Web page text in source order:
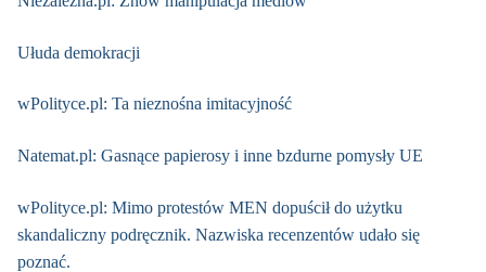
Ułuda demokracji
wPolityce.pl: Ta nieznośna imitacyjność
Natemat.pl: Gasnące papierosy i inne bzdurne pomysły UE
wPolityce.pl: Mimo protestów MEN dopuścił do użytku
skandaliczny podręcznik. Nazwiska recenzentów udało się
poznać.